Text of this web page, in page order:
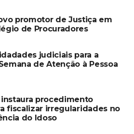
promotor de Justiça em
de Procuradores
judiciais para a
de Atenção à Pessoa
instaura procedimento
fiscalizar irregularidades no
do Idoso